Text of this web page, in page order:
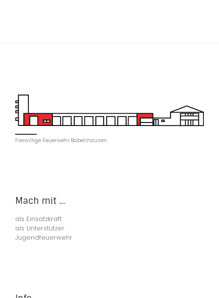
Freiwillige Feuerwehr Babenhausen
Mach mit ...
als Einsatzkraft
als Unterstützer
Jugendfeuerwehr